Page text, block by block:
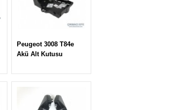
Peugeot 3008 T84e
Akü Alt Kutusu